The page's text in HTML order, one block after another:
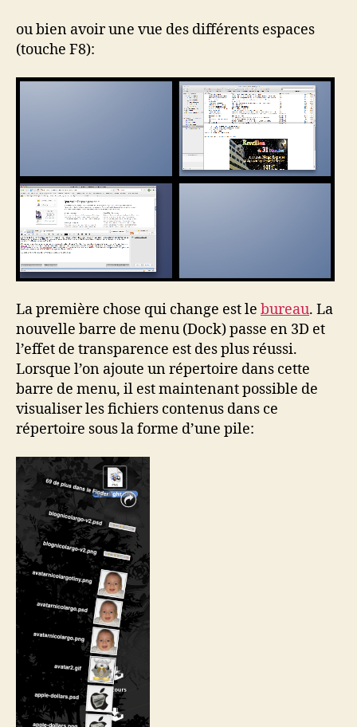
ou bien avoir une vue des différents espaces
(touche F8):
La première chose qui change est le bureau. La
nouvelle barre de menu (Dock) passe en 3D et
l’effet de transparence est des plus réussi.
Lorsque l’on ajoute un répertoire dans cette
barre de menu, il est maintenant possible de
visualiser les fichiers contenus dans ce
répertoire sous la forme d’une pile: